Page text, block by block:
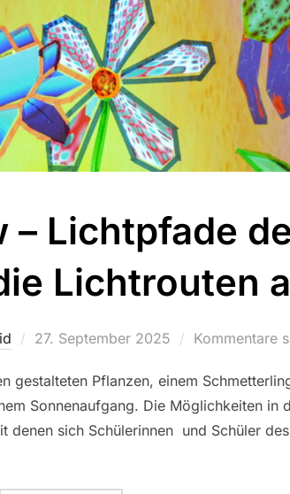
– Lichtpfade
Lichtrouten
Veröffentlicht
27. September 2025 Kommentare
gestalteten Pflanzen, einem
Sonnenaufgang. Die Möglichkeiten in
sich Schülerinnen und Schüler